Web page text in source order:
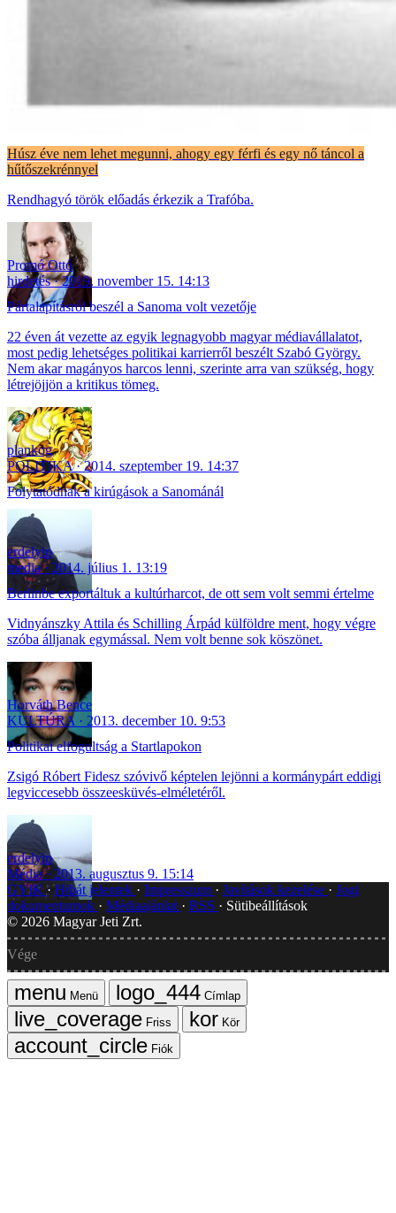
Húsz éve nem lehet megunni, ahogy egy férfi és egy nő táncol a
hűtőszekrénnyel
Rendhagyó török előadás érkezik a Trafóba.
Promó Ottó
hirdetés
2019. november 15. 14:13
Pártalapításról beszél a Sanoma volt vezetője
22 éven át vezette az egyik legnagyobb magyar médiavállalatot,
most pedig lehetséges politikai karrierről beszélt Szabó György.
Nem akar magányos harcos lenni, szerinte arra van szükség, hogy
létrejöjjön a kritikus tömeg.
plankog
POLITIKA
2014. szeptember 19. 14:37
Folytatódnak a kirúgások a Sanománál
erdelyip
media
2014. július 1. 13:19
Berlinbe exportáltuk a kultúrharcot, de ott sem volt semmi értelme
Vidnyánszky Attila és Schilling Árpád külföldre ment, hogy végre
szóba álljanak egymással. Nem volt benne sok köszönet.
Horváth Bence
KULTÚRA
2013. december 10. 9:53
Politikai elfogultság a Startlapokon
Zsigó Róbert Fidesz szóvivő képtelen lejönni a kormánypárt eddigi
legviccesebb összeesküvés-elméletéről.
erdelyip
Média
2013. augusztus 9. 15:14
GYIK
Hibát jelentek Impresszum Javítások kezelése
Jogi
dokumentumok
Médiaajánlat RSS
Sütibeállítások
© 2026 Magyar Jeti Zrt.
Vége
Menü
Címlap
Friss
Kör
Fiók